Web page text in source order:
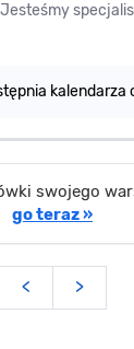
kalendarza
swojego
go teraz »
< >